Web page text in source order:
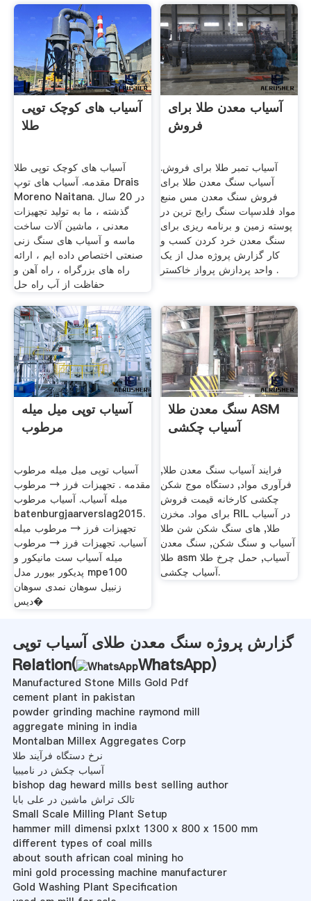
آسیاب های کوچک توپی
طلا
آسیاب های کوچک توپی طلا
مقدمه. آسیاب های توپ Drais
Moreno Naitana. در 20 سال
گذشته ، ما به تولید تجهیزات
معدنی ، ماشین آلات ساخت
ماسه و آسیاب های سنگ زنی
صنعتی اختصاص داده ایم ، ارائه
راه های بزرگراه ، راه آهن و
حفاظت از آب راه حل
آسیاب معدن طلا برای
فروش
آسیاب تمبر طلا برای فروش.
آسیاب سنگ معدن طلا برای
فروش سنگ معدن مس منبع
مواد فلدسپات سنگ رایج ترین در
پوسته زمین و برنامه ریزی برای
سنگ معدن خرد کردن کسب و
کار گزارش پروژه مدل از یک
واحد پردازش پرواز خاکستر .
آسیاب توپی میل میله
مرطوب
آسیاب توپی میل میله مرطوب
مقدمه . تجهیزات فرز → مرطوب
میله آسیاب. آسیاب مرطوب
batenburgjaarverslag2015.
تجهیزات فرز → مرطوب میله
آسیاب. تجهیزات فرز → مرطوب
میله آسیاب ست مانیکور و
پدیکور بیورر مدل mpe100
زنبیل سوهان نمدی سوهان
دیس�
سنگ معدن طلا ASM
آسیاب چکشی
فرایند آسیاب سنگ معدن طلا,
فرآوری مواد, دستگاه موج شکن
چکشی کارخانه قیمت فروش
برای مواد. مخزن RIL در آسیاب
طلا, های سنگ شکن شن طلا
آسیاب و سنگ شکن, سنگ معدن
طلا asm آسیاب, حمل چرخ طلا
آسیاب چکشی.
گزارش پروژه سنگ معدن طلای آسیاب توپی
Relation(
WhatsApp)
Manufactured Stone Mills Gold Pdf
cement plant in pakistan
powder grinding machine raymond mill
aggregate mining in india
Montalban Millex Aggregates Corp
نرخ دستگاه فرآیند طلا
آسیاب چکش در نامیبیا
bishop dag heward mills best selling author
تالک تراش ماشین در علی بابا
Small Scale Milling Plant Setup
hammer mill dimensi pxlxt 1300 x 800 x 1500 mm
different types of coal mills
about south african coal mining ho
mini gold processing machine manufacturer
Gold Washing Plant Specification